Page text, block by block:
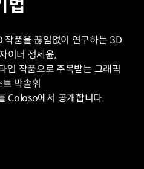
법
작품을 끊임없이 연구하는 3D
이너 정세윤,
입 작품으로 주목받는 그래픽
박솔휘
Coloso에서 공개합니다.